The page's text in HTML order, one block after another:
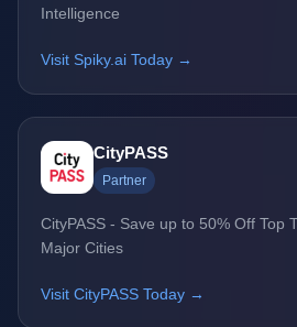
Intelligence
Visit Spiky.ai Today →
CityPASS
Partner
CityPASS - Save up to 50% Off Top
Major Cities
Visit CityPASS Today →